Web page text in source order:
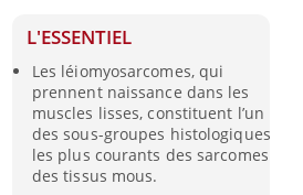
L'ESSENTIEL
Les léiomyosarcomes, qui
prennent naissance dans les
muscles lisses, constituent l’un
des sous-groupes histologiques
les plus courants des sarcomes
des tissus mous.